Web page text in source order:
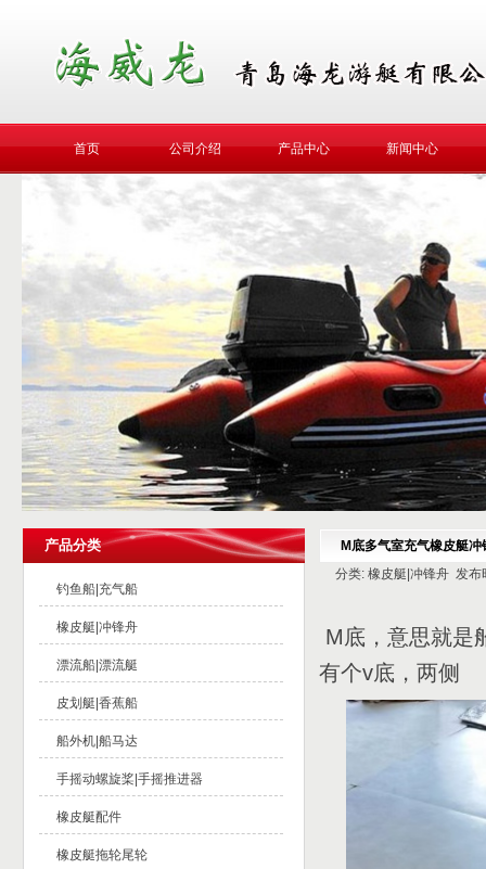
首页 公司介绍 产品中心 新闻中心
M底多气室充气橡皮艇冲
分类: 橡皮艇|冲锋舟 发
M底，意思就是
有个v底，两侧
产品分类
钓鱼船|充气船
橡皮艇|冲锋舟
漂流船|漂流艇
皮划艇|香蕉船
船外机|船马达
手摇动螺旋桨|手摇推进器
橡皮艇配件
橡皮艇拖轮尾轮